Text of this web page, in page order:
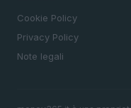
Cookie Policy
Privacy Policy
Note legali